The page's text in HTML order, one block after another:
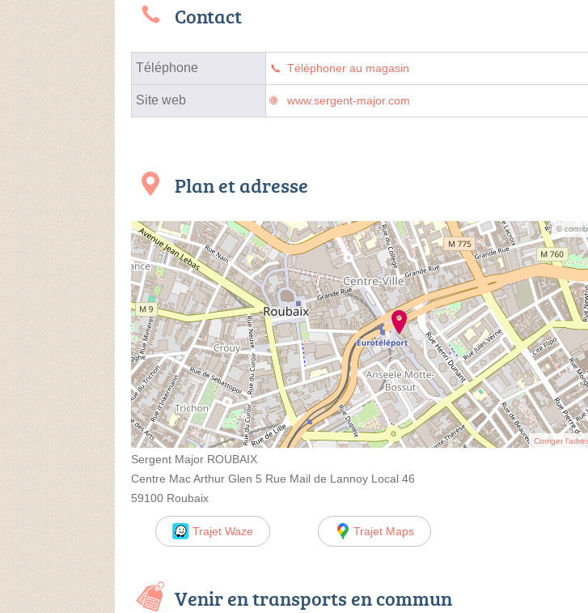
Contact
Téléphone Téléphoner au magasin
Site web www.sergent-major.com
Plan et adresse
©
Corriger
Sergent Major ROUBAIX
Centre Mac Arthur Glen 5 Rue Mail de Lannoy Local 46
59100 Roubaix
Trajet Waze Trajet Maps
Venir en transports en commun